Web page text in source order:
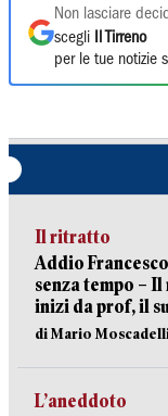
Non lasciare
scegli
Il Tirreno
per le tue notizie
Il ritratto
Addio
senza tempo –
inizi da prof, il
di Mario
L’aneddoto